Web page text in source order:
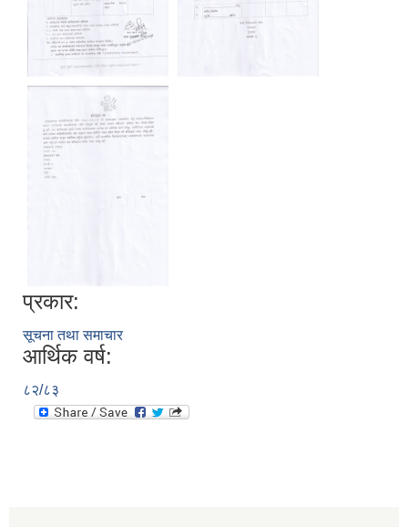
प्रकार:
सूचना तथा समाचार
आर्थिक वर्ष:
८२/८३